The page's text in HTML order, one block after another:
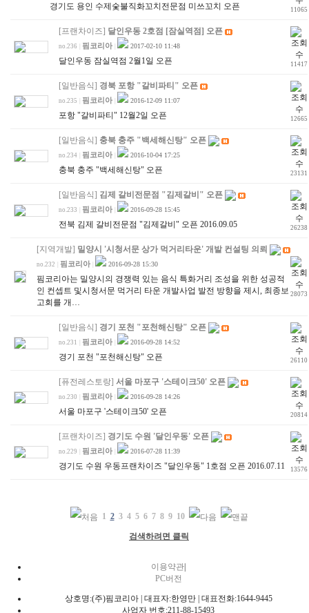
경기도 용인 수제숯불직화꼬치전문점 미쓰꼬치 오픈 11065
[프랜차이즈] 달인우동 2호점 [잠실역점] 오픈
no.236 핌코리아 2017-02-10 11:48
달인우동 잠실역점 2월1일 오픈 11417
[일반음식] 경북 포항 "갈비파티" 오픈
no.235 핌코리아 2016-12-09 11:07
포항 "갈비파티" 12월2일 오픈 12665
[일반음식] 충북 충주 "백세해신탕" 오픈
no.234 핌코리아 2016-10-04 17:25
충북 충주 "백세해신탕" 오픈 23131
[일반음식] 김제 갈비전문점 "김제갈비" 오픈
no.233 핌코리아 2016-09-28 15:45
전북 김제 갈비전문점 "김제갈비" 오픈 2016.09.05 26238
[지역개발] 밀양시 '시청서문 상가 먹거리타운' 개발 컨설팅 의뢰
no.232 핌코리아 2016-09-28 15:30
핌코리아는 밀양시의 경쟁력 있는 음식 특화거리 조성을 위한 성공적
인 컨셉트 및시청서문 먹거리 타운 개발사업 발전 방향을 제시, 최종보
고회를 개…
28073
[일반음식] 경기 포천 "포천해신탕" 오픈
no.231 핌코리아 2016-09-28 14:52
경기 포천 "포천해신탕" 오픈 26110
[퓨전레스토랑] 서울 마포구 '스테이크50' 오픈
no.230 핌코리아 2016-09-28 14:26
서울 마포구 '스테이크50' 오픈 20814
[프랜차이즈] 경기도 수원 '달인우동' 오픈
no.229 핌코리아 2016-07-28 11:39
경기도 수원 우동프랜차이즈 "달인우동" 1호점 오픈 2016.07.11 13576
1 2 3 4 5 6 7 8 9 10
검색하려면 클릭
이용약관|
PC버전
상호명:(주)핌코리아 | 대표자:한영만 | 대표전화:1644-9445
사업자 번호:211-88-15493